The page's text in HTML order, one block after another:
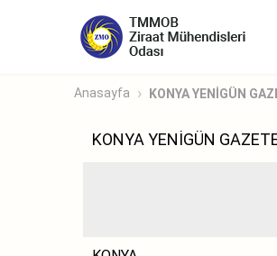
Anasayfa KONYA YENİGÜN
KONYA YENİGÜN